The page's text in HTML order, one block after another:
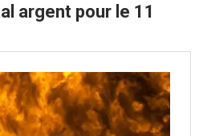
argent pour le 11